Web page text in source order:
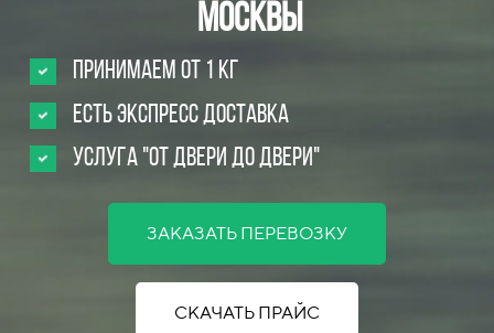
Москвы
Принимаем от 1 кг
Есть Экспресс доставка
Услуга "от двери до двери"
ЗАКАЗАТЬ ПЕРЕВОЗКУ
СКАЧАТЬ ПРАЙС